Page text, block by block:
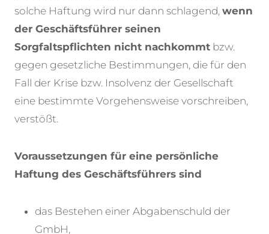
solche Haftung wird nur dann schlagend, wenn
der Geschäftsführer seinen
Sorgfaltspflichten nicht nachkommt bzw.
gegen gesetzliche Bestimmungen, die für den
Fall der Krise bzw. Insolvenz der Gesellschaft
eine bestimmte Vorgehensweise vorschreiben,
verstößt.
Voraussetzungen für eine persönliche
Haftung des Geschäftsführers sind
das Bestehen einer Abgabenschuld der
GmbH,